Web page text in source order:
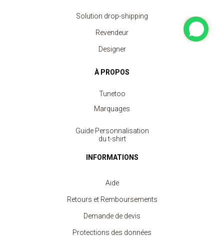
Tapis de Souris
Solution drop-shipping
Revendeur
Designer
À PROPOS
Tunetoo
Marquages
Guide Personnalisation
du t-shirt
INFORMATIONS
Aide
Retours et Remboursements
Demande de devis
Protections des données